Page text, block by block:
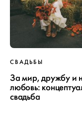
СВАДЬБЫ
За мир, дружбу и
любовь:
свадьба